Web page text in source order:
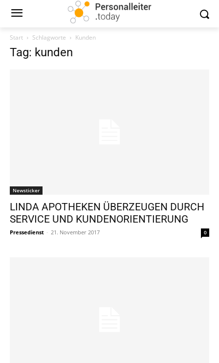
Start Schlagworte Kunden
Tag: kunden
Newsticker
LINDA APOTHEKEN ÜBERZEUGEN DURCH
SERVICE UND KUNDENORIENTIERUNG
Pressedienst - 21. November 2017 0